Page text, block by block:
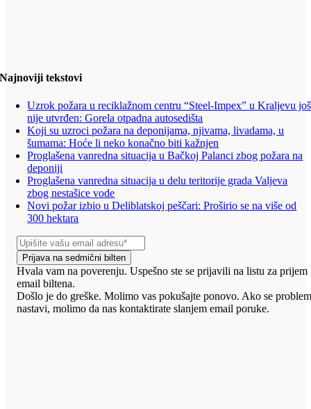
Najnoviji tekstovi
Uzrok požara u reciklažnom centru “Steel-Impex” u Kraljevu još
nije utvrđen: Gorela otpadna autosedišta
Koji su uzroci požara na deponijama, njivama, livadama, u
šumama: Hoće li neko konačno biti kažnjen
Proglašena vanredna situacija u Bačkoj Palanci zbog požara na
deponiji
Proglašena vanredna situacija u delu teritorije grada Valjeva
zbog nestašice vode
Novi požar izbio u Deliblatskoj peščari: Proširio se na više od
300 hektara
Prijava na sedmični bilten
Hvala vam na poverenju. Uspešno ste se prijavili na listu za prijem
email biltena.
Došlo je do greške. Molimo vas pokušajte ponovo. Ako se
nastavi, molimo da nas kontaktirate slanjem email poruke.